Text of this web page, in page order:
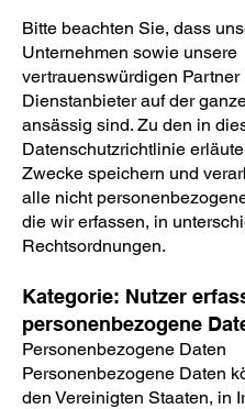
Bitte beachten Sie, dass
Unternehmen sowie unsere
vertrauenswürdigen Partner
Dienstanbieter auf der
ansässig sind. Zu den in
Datenschutzrichtlinie
Zwecke speichern und
alle nicht
die wir erfassen, in
Rechtsordnungen.
Kategorie: Nutzer
personenbezogene
Personenbezogene Daten
Personenbezogene Daten
den Vereinigten Staaten, in